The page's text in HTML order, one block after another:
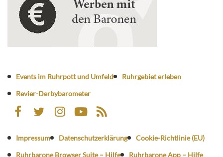
Events im Ruhrpott und Umfeld
Ruhrgebiet erleben
Revier-Derbybarometer
Impressum Datenschutzerklärung
Cookie-Richtlinie (EU)
Ruhrbarone Browser Suite – Hilfe
Ruhrbarone App – Hilfe